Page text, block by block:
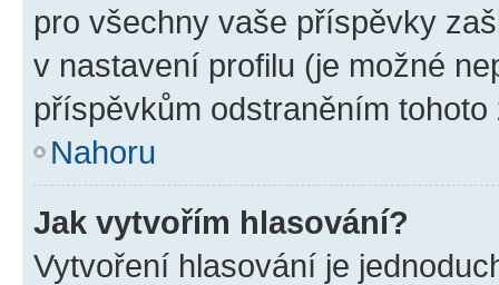
pro všechny vaše příspěvky
v nastavení profilu (je možné
příspěvkům odstraněním
Nahoru
Jak vytvořím hlasování?
Vytvoření hlasování je